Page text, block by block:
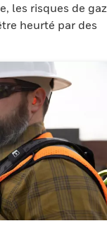
les risques de gaz
heurté par des